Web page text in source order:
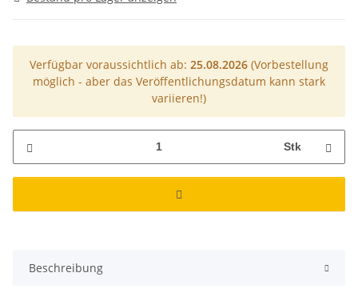
Verfügbar voraussichtlich ab: 25.08.2026 (Vorbestellung
möglich - aber das Veröffentlichungsdatum kann stark
variieren!)
Stk
Beschreibung